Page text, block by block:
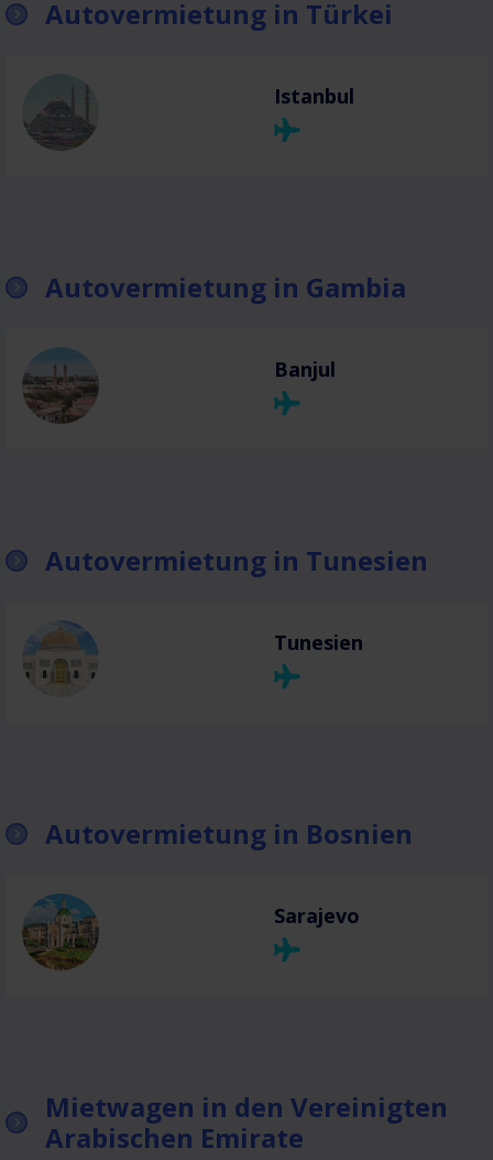
Autovermietung in Türkei
Istanbul
Autovermietung in Gambia
Banjul
Autovermietung in Tunesien
Tunesien
Autovermietung in Bosnien
Sarajevo
Mietwagen in den Vereinigten
Arabischen Emirate